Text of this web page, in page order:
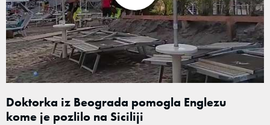
Doktorka iz Beograda pomogla Englezu
kome je pozlilo na Siciliji